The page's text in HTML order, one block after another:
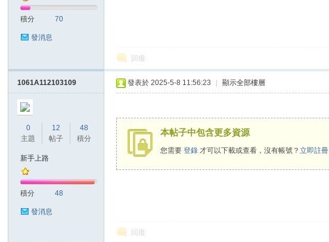
積分 70
發消息
回復
1061A112103109
0
主題
12
帖子
48
積分
新手上路
積分 48
發消息
發表於 2025-5-8 11:56:23 顯示全部樓層
本帖子中包含更多資源
您需要登錄 才可以下載或查看，沒有帳號？立即註冊
回復